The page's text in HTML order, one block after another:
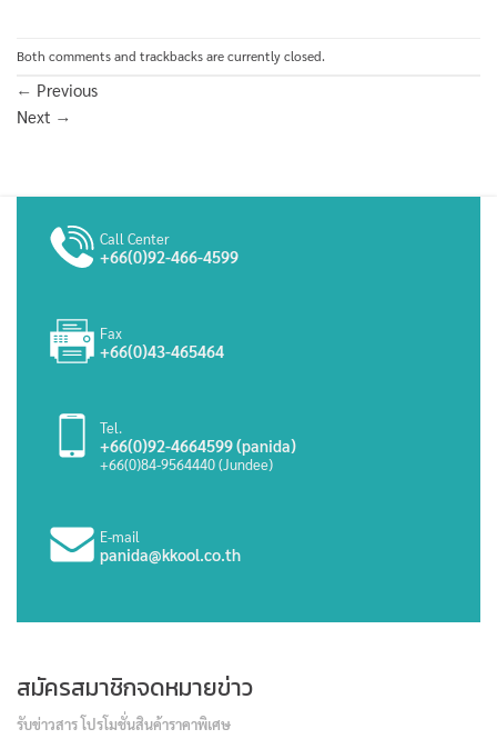
Both comments and trackbacks are currently closed.
← Previous
Next →
Call Center
+66(0)92-466-4599
Fax
+66(0)43-465464
Tel.
+66(0)92-4664599 (panida)
+66(0)84-9564440 (Jundee)
E-mail
panida@kkool.co.th
สมัครสมาชิกจดหมายข่าว
รับข่าวสาร โปรโมชั่นสินค้าราคาพิเศษ